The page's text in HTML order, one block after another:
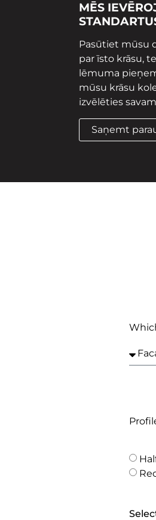
MĒS
Pasūtiet mūsu
par īsto krāsu,
lēmuma
mūsu krāsu
izvēlēties
Saņemt